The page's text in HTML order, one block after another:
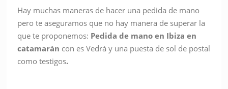
Hay muchas maneras de hacer una pedida de mano
pero te aseguramos que no hay manera de superar la
que te proponemos: Pedida de mano en Ibiza en
catamarán con es Vedrá y una puesta de sol de postal
como testigos.